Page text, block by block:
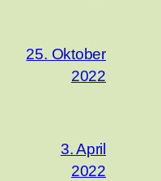
25. Oktober
2022
3. April
2022